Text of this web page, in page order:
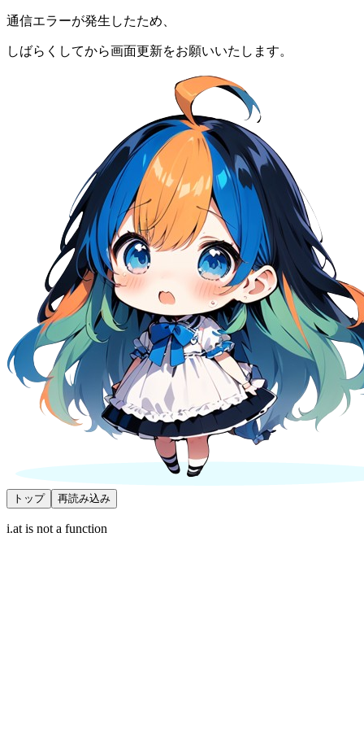
通信エラーが発生したため、
しばらくしてから画面更新をお願いいたします。
トップ 再読み込み
i.at is not a function